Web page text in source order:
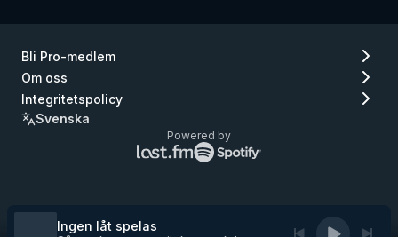
Bli Pro-medlem
Om oss
Integritetspolicy
Svenska
Powered by
Lastfm
logo
Ingen låt spelas